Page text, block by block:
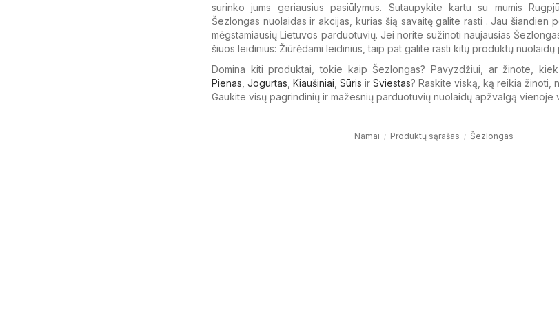
surinko jums geriausius pasiūlymus. Sutaupykite kartu su mumis
Šezlongas nuolaidas ir akcijas, kurias šią savaitę galite rasti . Jau šiandien
mėgstamiausių Lietuvos parduotuvių. Jei norite sužinoti naujausias
šiuos leidinius: Žiūrėdami leidinius, taip pat galite rasti kitų produktų nuolaidų
Domina kiti produktai, tokie kaip Šezlongas? Pavyzdžiui, ar žinote,
Pienas Jogurtas Kiaušiniai Sūris ir Sviestas? Raskite viską, ką reikia žinoti,
Gaukite visų pagrindinių ir mažesnių parduotuvių nuolaidų apžvalgą vienoje
Namai Produktų sąrašas Šezlongas